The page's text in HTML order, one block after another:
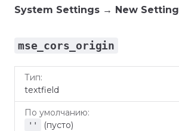
System Settings → New Setting
mse_cors_origin
Тип
textfield
'' (пусто)